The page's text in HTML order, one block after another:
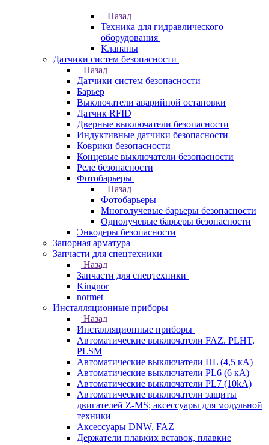
Назад
Техника для гидравлического
оборудования
Клапаны
Датчики систем безопасности
Назад
Датчики систем безопасности
Барьер
Выключатели аварийной остановки
Датчик RFID
Дверные выключатели безопасности
Индуктивные датчики безопасности
Коврики безопасности
Концевые выключатели безопасности
Реле безопасности
Фотобарьеры
Назад
Фотобарьеры
Многолучевые барьеры безопасности
Однолучевые барьеры безопасности
Энкодеры безопасности
Запорная арматура
Запчасти для спецтехники
Назад
Запчасти для спецтехники
Kingnor
normet
Инсталляционные приборы
Назад
Инсталляционные приборы
Автоматические выключатели FAZ. PLHT,
PLSM
Автоматические выключатели HL (4,5 кА)
Автоматические выключатели PL6 (6 кА)
Автоматические выключатели PL7 (10kA)
Автоматические выключатели защиты
двигателей Z-MS; аксессуары для модульной
техники
Аксессуары DNW, FAZ
Держатели плавких вставок, плавкие